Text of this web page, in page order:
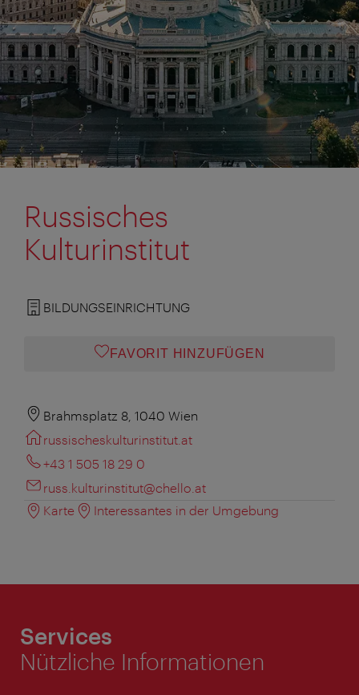
Russisches
Kulturinstitut
BILDUNGSEINRICHTUNG
FAVORIT HINZUFÜGEN
Brahmsplatz 8, 1040 Wien
russischeskulturinstitut.at
+43 1 505 18 29 0
russ.kulturinstitut@chello.at
Karte
Interessantes in der Umgebung
Services
Nützliche Informationen